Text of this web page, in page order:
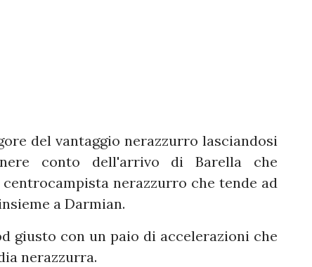
del vantaggio nerazzurro lasciandosi
conto dell'arrivo di Barella che
nerazzurro che tende ad
a Darmian.
giusto con un paio di accelerazioni che
nerazzurra.